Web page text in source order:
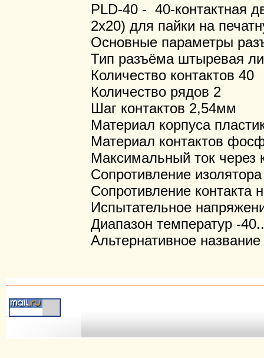
PLD-40 - 40-контактная
2х20) для пайки на
Основные параметры
Тип разъёма штыревая
Количество контактов 40
Количество рядов 2
Шаг контактов 2,54мм
Материал корпуса
Материал контактов
Максимальный ток через
Сопротивление
Сопротивление контакта
Испытательное
Диапазон температур -
Альтернативное